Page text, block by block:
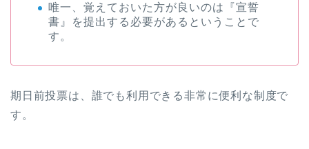
唯一、覚えておいた方が良いのは『宣誓
書』を提出する必要があるということで
す。
期日前投票は、誰でも利用できる非常に便利な制度で
す。